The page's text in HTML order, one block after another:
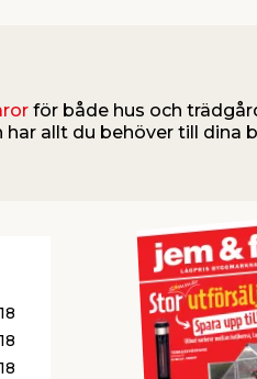
för både hus och
har allt du behöver till